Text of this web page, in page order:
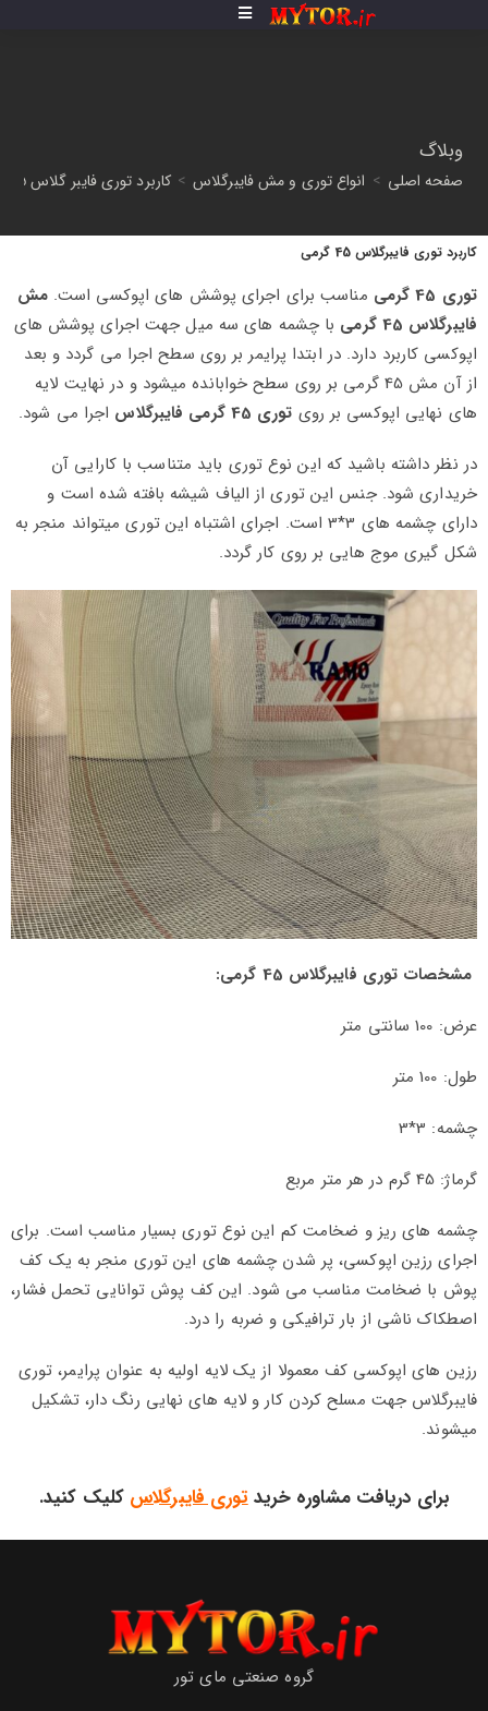
وبلاگ
صفحه اصلی > انواع توری و مش فایبرگلاس > کاربرد توری فایبر گلاس 45 گرمی یا مش فایبر گلاس مخصوص اجرای اپوکسی
کاربرد توری فایبرگلاس 45 گرمی
توری 45 گرمی مناسب برای اجرای پوشش های اپوکسی است.مش
فایبرگلاس 45 گرمی
با چشمه های سه میل جهت اجرای پوشش های
اپوکسی کاربرد دارد. در ابتدا پرایمر بر روی سطح اجرا می گردد و بعد
از آن مش 45 گرمی بر روی سطح خوابانده میشود و در نهایت لایه
های نهایی اپوکسی بر روی توری 45 گرمی فایبرگلاس
اجرا می شود.
در نظر داشته باشید که این نوع توری باید متناسب با کارایی آن
خریداری شود. جنس این توری از الیاف شیشه بافته شده است و
دارای چشمه های 3*3 است. اجرای اشتباه این توری میتواند منجر به
شکل گیری موج هایی بر روی کار گردد.
مشخصات توری فایبرگلاس 45 گرمی:
عرض: 100 سانتی متر
طول: 100 متر
چشمه: 3*3
گرماژ: 45 گرم در هر متر مربع
چشمه های ریز و ضخامت کم این نوع توری بسیار مناسب است. برای
اجرای رزین اپوکسی، پر شدن چشمه های این توری منجر به یک کف
پوش با ضخامت مناسب می شود. این کف پوش توانایی تحمل فشار،
اصطکاک ناشی از بار ترافیکی و ضربه را درد.
رزین های اپوکسی کف معمولا از یک لایه اولیه به عنوان پرایمر، توری
فایبرگلاس جهت مسلح کردن کار و لایه های نهایی رنگ دار، تشکیل
میشوند.
برای دریافت مشاوره خرید توری فایبرگلاس کلیک کنید.
گروه صنعتی مای تور